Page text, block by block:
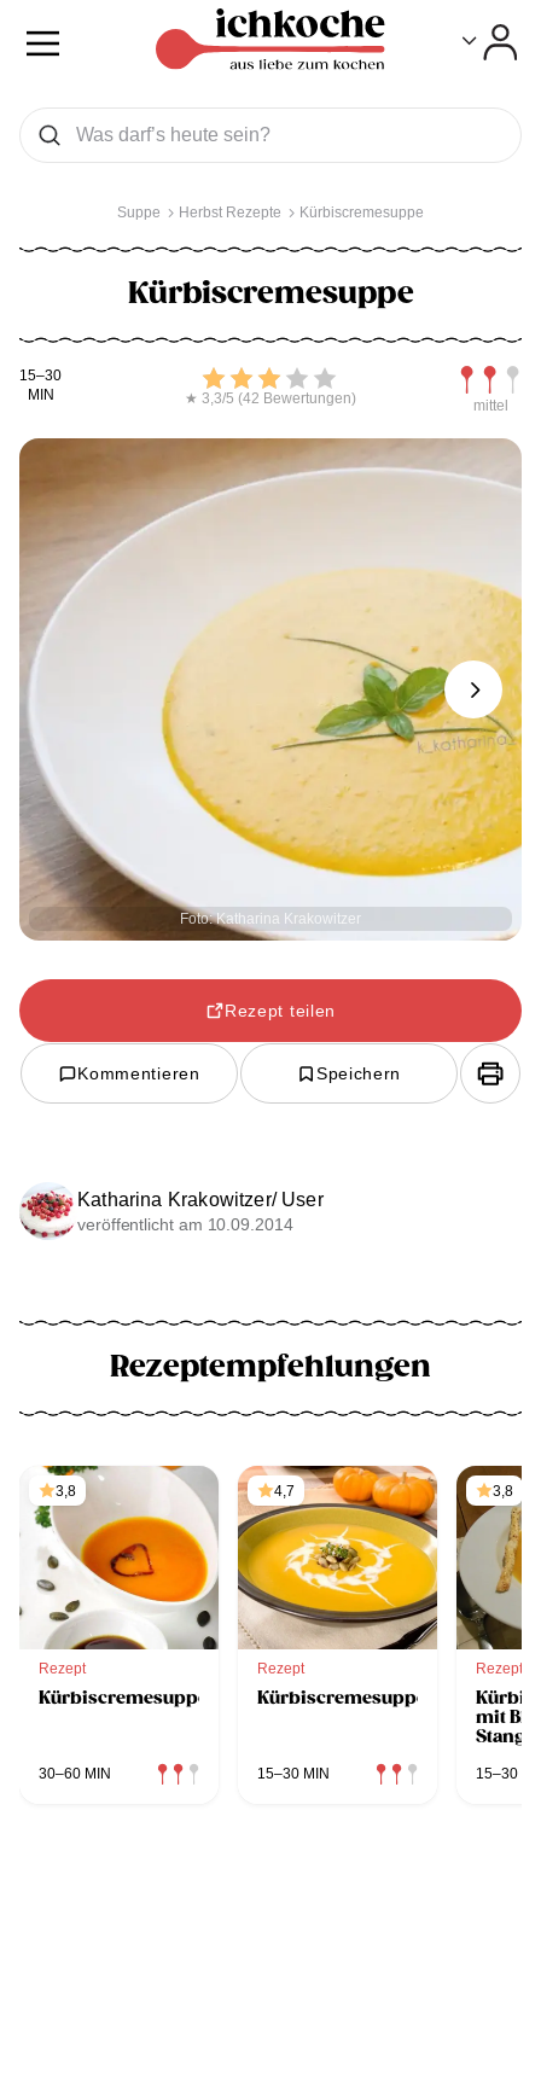
Was wollen Sie suchen
Suchen
Suppe Herbst Rezepte Kürbiscremesuppe
Kürbiscremesuppe
Kochdauer
15–30
MIN
Bewerten
★ 3,3/5 (42 Bewertungen) mittel
Foto: Katharina Krakowitzer
Next
Rezept teilen
Kommentieren Speichern
Katharina Krakowitzer/ User
veröffentlicht am 10.09.2014
Rezeptempfehlungen
3,8
Rezept
Kürbiscremesuppe
30–60 MIN
4,7
Rezept
Kürbiscremesuppe
15–30 MIN
3,8
Rezept
mit
15–30